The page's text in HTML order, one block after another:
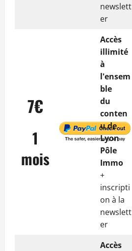
newslett
er
7€
1
mois
Accès
illimité
à
l'ensem
ble
du
conten
u de
Lyon
Pôle
Immo
+
inscripti
on à la
newslett
er
Accès